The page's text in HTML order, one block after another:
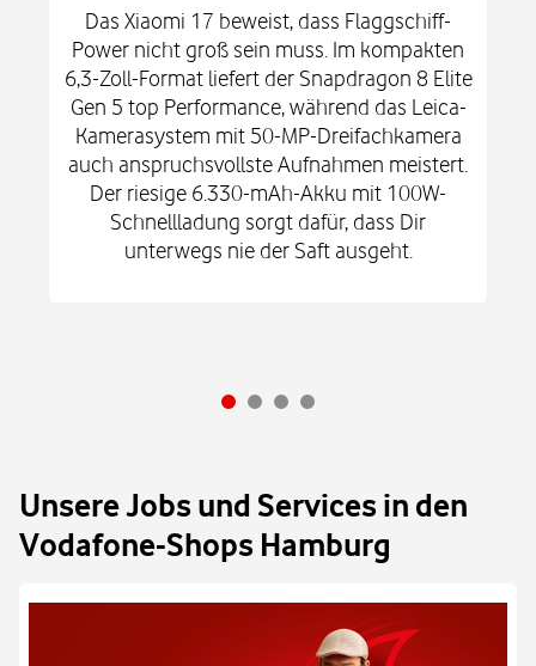
Das Xiaomi 17 beweist, dass Flaggschiff-
Power nicht groß sein muss. Im kompakten
6,3-Zoll-Format liefert der Snapdragon 8 Elite
Gen 5 top Performance, während das Leica-
Kamerasystem mit 50-MP-Dreifachkamera
auch anspruchsvollste Aufnahmen meistert.
Der riesige 6.330-mAh-Akku mit 100W-
Schnellladung sorgt dafür, dass Dir
unterwegs nie der Saft ausgeht.
Unsere Jobs und Services in den
Vodafone-Shops Hamburg